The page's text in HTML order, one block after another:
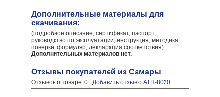
Дополнительные материалы для
скачивания:
(подробное описание, сертификат, паспорт,
руководство по эксплуатации, инструкция, методика
поверки, формуляр, декларация соответствия)
Дополнительных материалов нет.
Отзывы покупателей из Самары
Отзывов о товаре: 0 | Добавить отзыв о АТН-8020